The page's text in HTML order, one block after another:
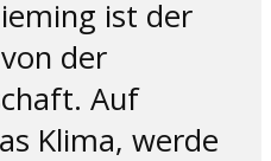
ist der
der
Auf
Klima, werde